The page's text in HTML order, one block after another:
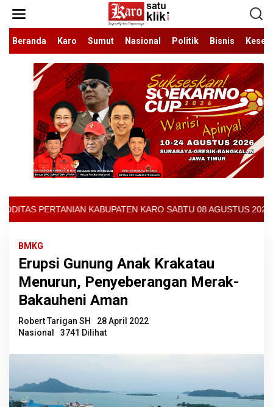
konten
Beranda
Karo Sumut Nasional Politik Bisnis
KARO SABTU 08 AGUSTUS 2026 - ARCIS
BMKG
Erupsi Gunung Anak Krakatau
Menurun, Penyeberangan Merak-
Bakauheni Aman
Robert Tarigan SH
28 April 2022
Nasional
3741 Dilihat